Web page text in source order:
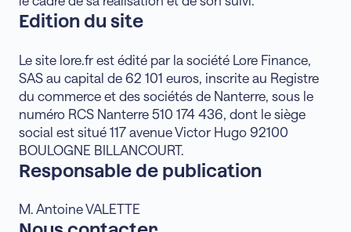
Edition du site
Le site lore.fr est édité par la société Lore Finance,
SAS au capital de 62 101 euros, inscrite au Registre
du commerce et des sociétés de Nanterre, sous le
numéro RCS Nanterre 510 174 436, dont le siège
social est situé 117 avenue Victor Hugo 92100
BOULOGNE BILLANCOURT.
Responsable de publication
M. Antoine VALETTE